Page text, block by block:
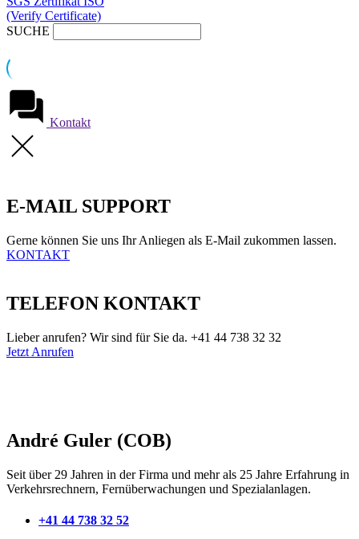
(Verify Certificate)
SUCHE
Kontakt
E-MAIL SUPPORT
Gerne können Sie uns Ihr Anliegen als E-Mail zukommen lassen.
KONTAKT
TELEFON KONTAKT
Lieber anrufen? Wir sind für Sie da. +41 44 738 32 32
Jetzt Anrufen
André Guler (COB)
Seit über 29 Jahren in der Firma und mehr als 25 Jahre Erfahrung in
Verkehrsrechnern, Fernüberwachungen und Spezialanlagen.
+41 44 738 32 52